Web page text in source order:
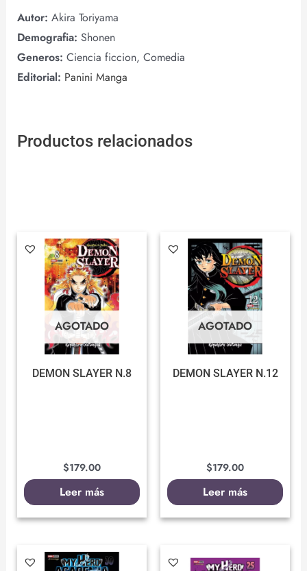
Autor: Akira Toriyama
Demografia: Shonen
Generos: Ciencia ficcion, Comedia
Editorial: Panini Manga
Productos relacionados
AGOTADO
DEMON SLAYER N.8
$179.00
Leer más
AGOTADO
DEMON SLAYER N.12
$179.00
Leer más